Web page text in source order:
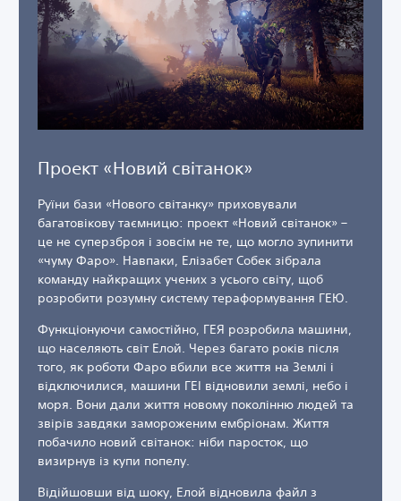
Проект «Новий світанок»
Руїни бази «Нового світанку» приховували
багатовікову таємницю: проект «Новий світанок» –
це не суперзброя і зовсім не те, що могло зупинити
«чуму Фаро». Навпаки, Елізабет Собек зібрала
команду найкращих учених з усього світу, щоб
розробити розумну систему тераформування ГЕЮ.
Функціонуючи самостійно, ГЕЯ розробила машини,
що населяють світ Елой. Через багато років після
того, як роботи Фаро вбили все життя на Землі і
відключилися, машини ГЕІ відновили землі, небо і
моря. Вони дали життя новому поколінню людей та
звірів завдяки замороженим ембріонам. Життя
побачило новий світанок: ніби паросток, що
визирнув із купи попелу.
Відійшовши від шоку, Елой відновила файл з